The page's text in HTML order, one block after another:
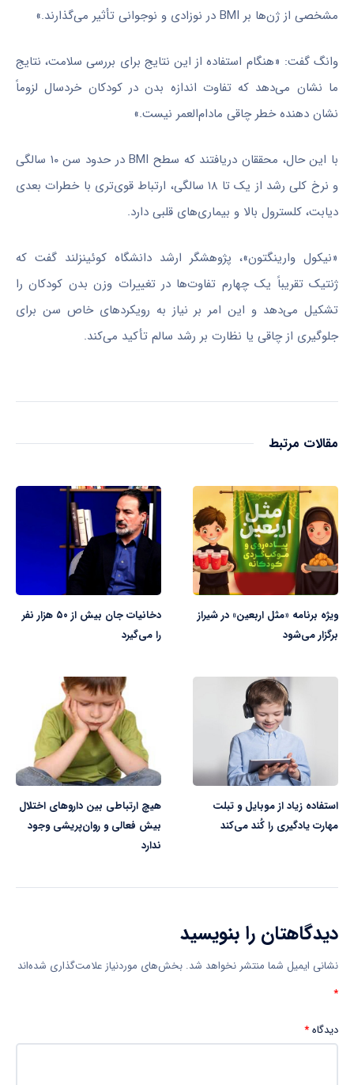
مشخصی از ژن‌ها بر BMI در نوزادی و نوجوانی تأثیر می‌گذارند.»
وانگ گفت: «هنگام استفاده از این نتایج برای بررسی سلامت، نتایج
ما نشان می‌دهد که تفاوت اندازه بدن در کودکان خردسال لزوماً
نشان دهنده خطر چاقی مادام‌العمر نیست.»
با این حال، محققان دریافتند که سطح BMI در حدود سن ۱۰ سالگی
و نرخ کلی رشد از یک تا ۱۸ سالگی، ارتباط قوی‌تری با خطرات بعدی
دیابت، کلسترول بالا و بیماری‌های قلبی دارد.
«نیکول وارینگتون»، پژوهشگر ارشد دانشگاه کوئینزلند گفت که
ژنتیک تقریباً یک چهارم تفاوت‌ها در تغییرات وزن بدن کودکان را
تشکیل می‌دهد و این امر بر نیاز به رویکردهای خاص سن برای
جلوگیری از چاقی یا نظارت بر رشد سالم تأکید می‌کند.
مقالات مرتبط
ویژه‌ برنامه «مثل اربعین» در شیراز
برگزار می‌شود
دخانیات جان بیش از ۵۰ هزار نفر
را می‌گیرد
استفاده زیاد از موبایل و تبلت
مهارت یادگیری را کُند می‌کند
هیچ ارتباطی بین داروهای اختلال
بیش فعالی و روان‌پریشی وجود
ندارد
دیدگاهتان را بنویسید
نشانی ایمیل شما منتشر نخواهد شد. بخش‌های موردنیاز علامت‌گذاری شده‌اند
*
دیدگاه*